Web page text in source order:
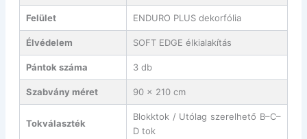
Felület ENDURO PLUS dekorfólia
Élvédelem SOFT EDGE élkialakítás
Pántok száma 3 db
Szabvány méret 90 × 210 cm
Tokválaszték
Blokktok / Utólag szerelhető B–C–
D tok